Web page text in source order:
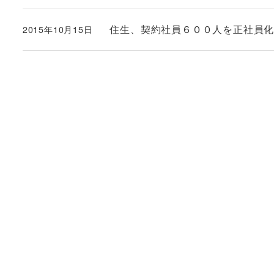
住生、契約社員６００人を正社員
投稿日
2015年10月15日